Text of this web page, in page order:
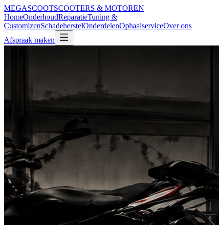
MEGASCOOTSCOOTERS & MOTOREN
HomeOnderhoudReparatieTuning &
CustomizenSchadeherstelOnderdelenOphaalserviceOver ons
Afspraak maken